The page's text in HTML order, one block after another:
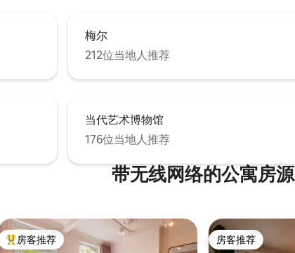
梅尔
212位当地人推荐
当代艺术博物馆
176位当地人推荐
带无线网络的公寓房源
热门「房客推荐」
房客推荐 房客推荐
房客推荐